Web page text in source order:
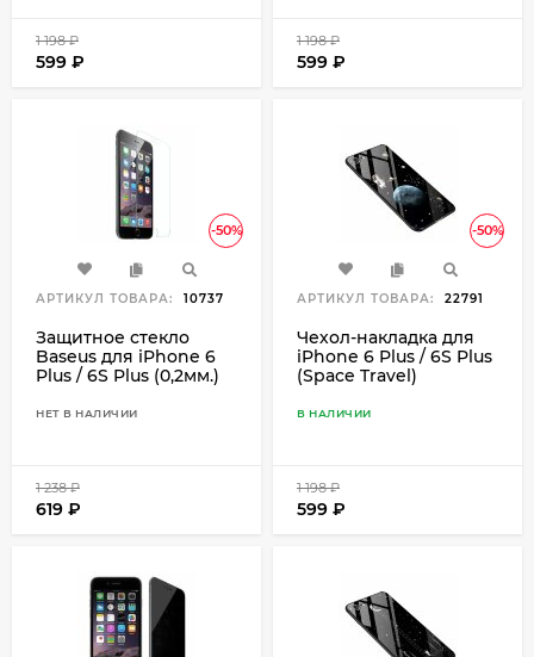
1 198₽
599 ₽
1 198₽
599 ₽
-50%
АРТИКУЛ ТОВАРА: 10737
Защитное стекло
Baseus для iPhone 6
Plus / 6S Plus (0,2мм.)
НЕТ В НАЛИЧИИ
1 238₽
619 ₽
-50%
АРТИКУЛ ТОВАРА: 22791
Чехол-накладка для
iPhone 6 Plus / 6S Plus
(Space Travel)
В НАЛИЧИИ
1 198₽
599 ₽